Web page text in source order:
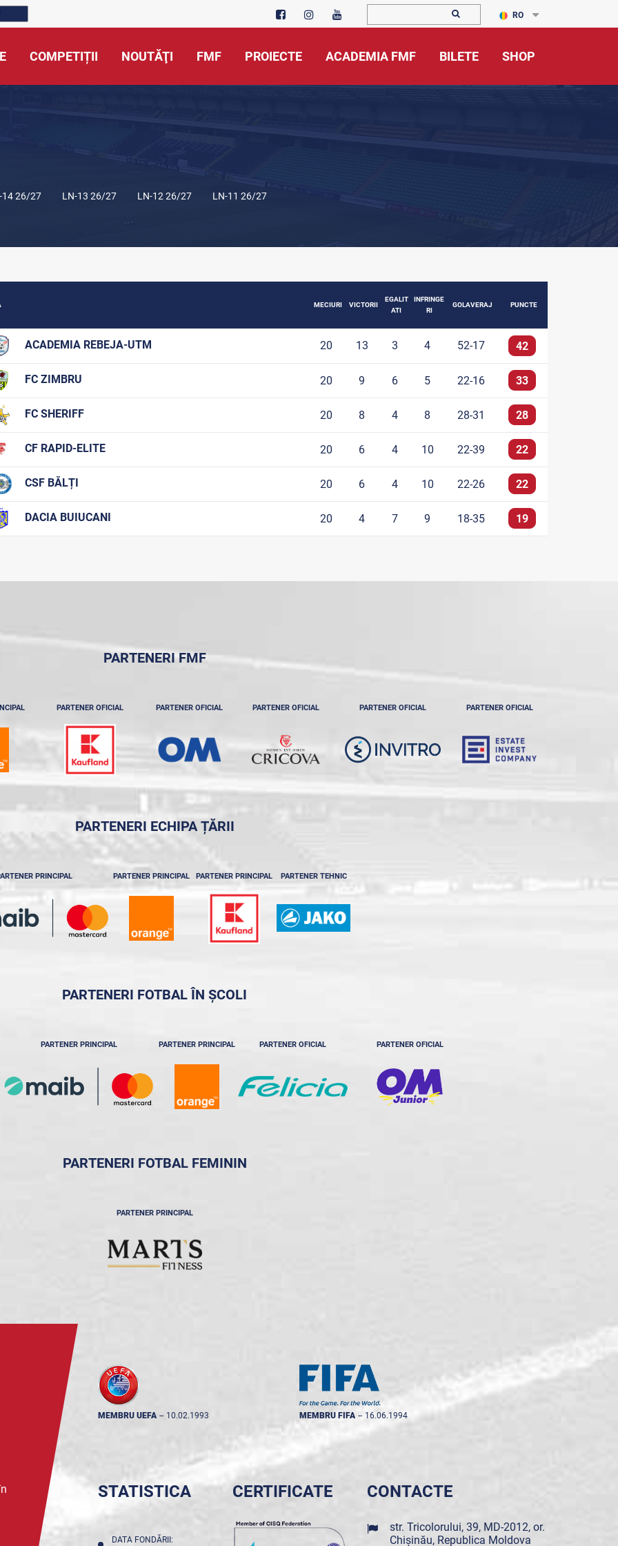
RO
COMPETIȚII NOUTĂŢI FMF PROIECTE ACADEMIA FMF BILETE SHOP
14 26/27 LN-13 26/27 LN-12 26/27 LN-11 26/27
MECIURI VICTORII
EGALIT
ATI
INFRINGE
RI
GOLAVERAJ PUNCTE
ACADEMIA REBEJA-UTM 20 13 3 4 52-17 42
FC ZIMBRU 20 9 6 5 22-16 33
FC SHERIFF 20 8 4 8 28-31 28
CF RAPID-ELITE 20 6 4 10 22-39 22
CSF BĂLȚI 20 6 4 10 22-26 22
DACIA BUIUCANI 20 4 7 9 18-35 19
PARTENERI FMF
PARTENER OFICIAL PARTENER OFICIAL PARTENER OFICIAL PARTENER OFICIAL PARTENER OFICIAL
PARTENERI ECHIPA ȚĂRII
PRINCIPAL PARTENER PRINCIPAL PARTENER PRINCIPAL PARTENER TEHNIC
PARTENERI FOTBAL ÎN ȘCOLI
PARTENER PRINCIPAL PARTENER PRINCIPAL PARTENER OFICIAL PARTENER OFICIAL
PARTENERI FOTBAL FEMININ
PARTENER PRINCIPAL
MEMBRU UEFA -- 10.02.1993 MEMBRU FIFA -- 16.06.1994
STATISTICA
DATA FONDĂRII:
CERTIFICATE CONTACTE
str. Tricolorului, 39, MD-2012, or.
Chișinău, Republica Moldova